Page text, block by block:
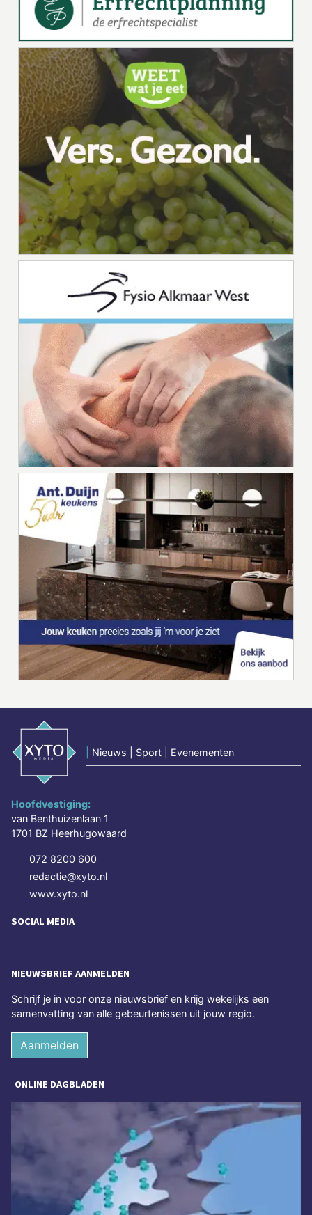
Nieuws | Sport | Evenementen
Hoofdvestiging:
van Benthuizenlaan 1
1701 BZ Heerhugowaard
072 8200 600
redactie@xyto.nl
www.xyto.nl
SOCIAL MEDIA
NIEUWSBRIEF AANMELDEN
Schrijf je in voor onze nieuwsbrief en krijg wekelijks een
samenvatting van alle gebeurtenissen uit jouw regio.
Aanmelden
ONLINE DAGBLADEN